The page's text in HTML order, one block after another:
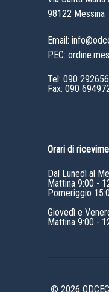
98122 Messina
Email:
PEC:
Tel: 090
Fax: 090
Orari di
Dal Lunedì al
Mattina 9:00 -
Pomeriggio
Giovedì e
Mattina 9:00 -
© 2026